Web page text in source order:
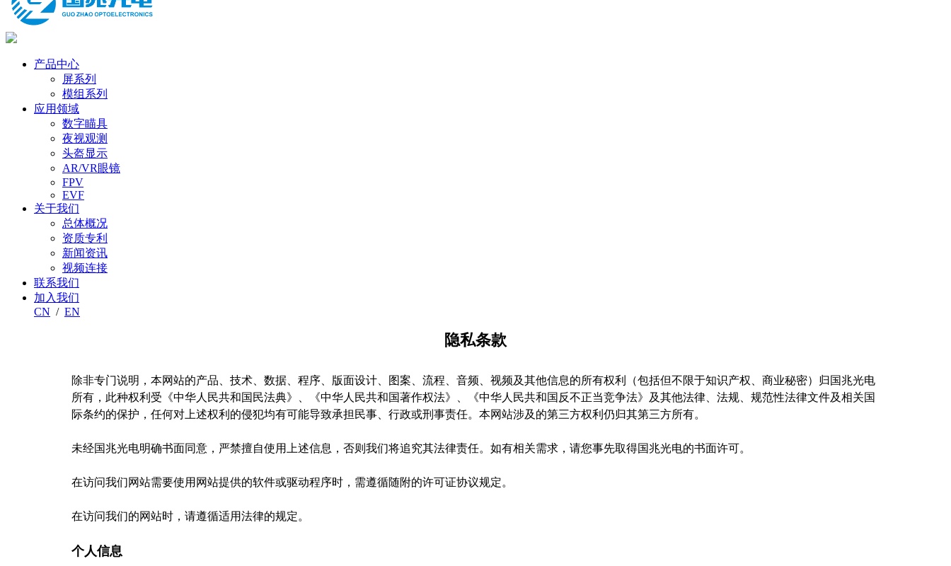
产品中心
屏系列
模组系列
应用领域
数字瞄具
夜视观测
头盔显示
AR/VR眼镜
FPV
EVF
关于我们
总体概况
资质专利
新闻资讯
视频连接
联系我们
加入我们
CN / EN
隐私条款
除非专门说明，本网站的产品、技术、数据、程序、版面设计、图案、流程、音频、视频及其他信息的所有权利（包括但不限于知识产权、商业秘密）归国兆光电
所有，此种权利受《中华人民共和国民法典》、《中华人民共和国著作权法》、《中华人民共和国反不正当竞争法》及其他法律、法规、规范性法律文件及相关国
际条约的保护，任何对上述权利的侵犯均有可能导致承担民事、行政或刑事责任。本网站涉及的第三方权利仍归其第三方所有。
未经国兆光电明确书面同意，严禁擅自使用上述信息，否则我们将追究其法律责任。如有相关需求，请您事先取得国兆光电的书面许可。
在访问我们网站需要使用网站提供的软件或驱动程序时，需遵循随附的许可证协议规定。
在访问我们的网站时，请遵循适用法律的规定。
个人信息